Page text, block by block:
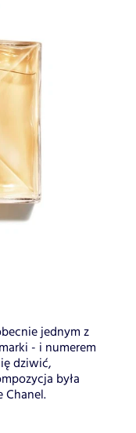
jednym z
- i numerem
dziwić,
była
Chanel.